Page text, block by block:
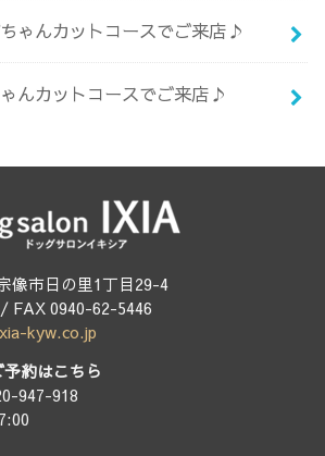
ゃんカットコースでご来店♪
んカットコースでご来店♪
像市日の里1丁目29-4
FAX 0940-62-5446
kyw.co.jp
約はこちら
947-918